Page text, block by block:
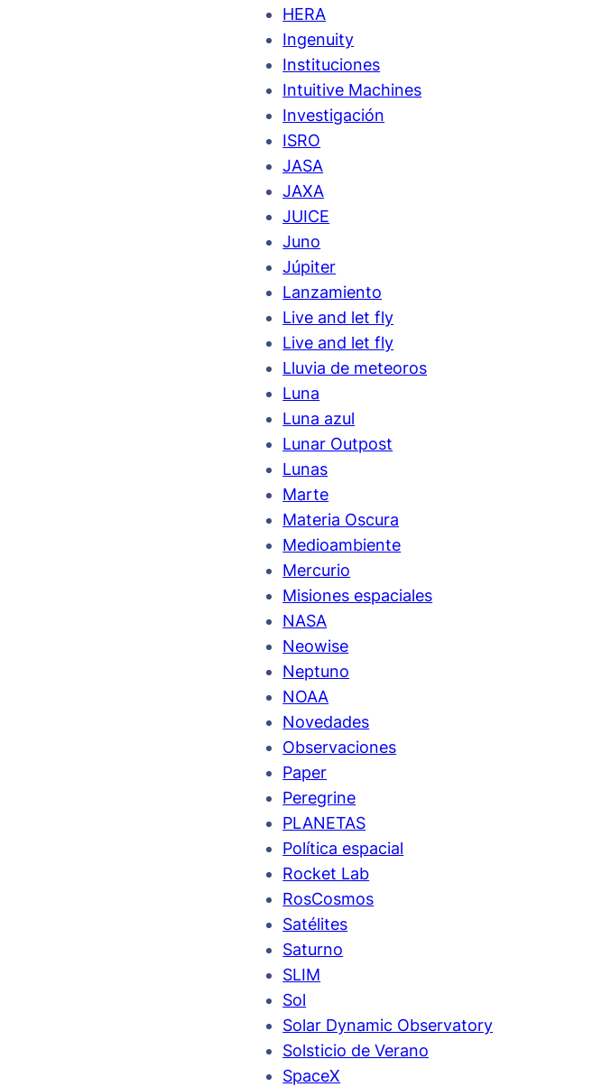
HERA
Ingenuity
Instituciones
Intuitive Machines
Investigación
ISRO
JASA
JAXA
JUICE
Juno
Júpiter
Lanzamiento
Live and let fly
Live and let fly
Lluvia de meteoros
Luna
Luna azul
Lunar Outpost
Lunas
Marte
Materia Oscura
Medioambiente
Mercurio
Misiones espaciales
NASA
Neowise
Neptuno
NOAA
Novedades
Observaciones
Paper
Peregrine
PLANETAS
Política espacial
Rocket Lab
RosCosmos
Satélites
Saturno
SLIM
Sol
Solar Dynamic Observatory
Solsticio de Verano
SpaceX